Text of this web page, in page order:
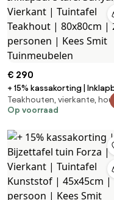
€ 290
+ 15% kassakorting |
tafel Sunyard | Vierkant |
Tuintafel Teakhout |
Tuinmeubelen
Teakhouten, vierkante,
Op voorraad